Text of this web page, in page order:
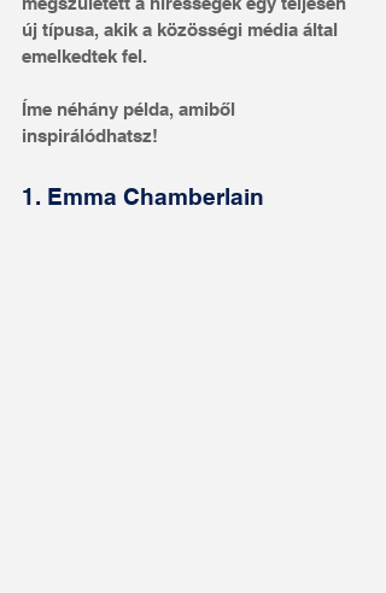
új típusa, akik a közösségi média által
emelkedtek fel.
Íme néhány példa, amiből
inspirálódhatsz!
1. Emma Chamberlain